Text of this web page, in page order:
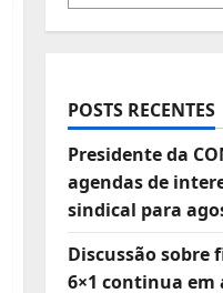
POSTS RECENTES
Presidente da
agendas de
sindical para
Discussão sobre
6×1 continua em